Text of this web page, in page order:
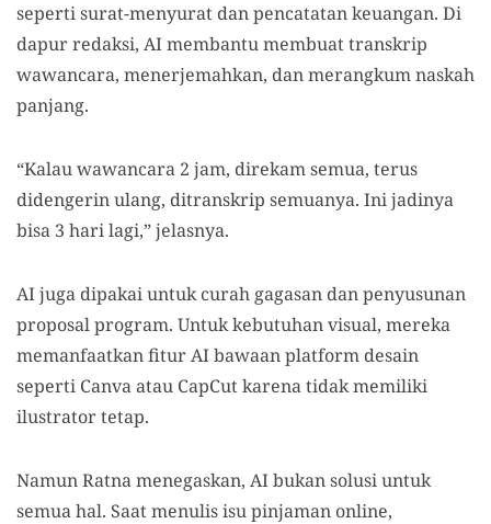
seperti surat-menyurat dan pencatatan keuangan. Di
dapur redaksi, AI membantu membuat transkrip
wawancara, menerjemahkan, dan merangkum naskah
panjang.
“Kalau wawancara 2 jam, direkam semua, terus
didengerin ulang, ditranskrip semuanya. Ini jadinya
bisa 3 hari lagi,” jelasnya.
AI juga dipakai untuk curah gagasan dan penyusunan
proposal program. Untuk kebutuhan visual, mereka
memanfaatkan fitur AI bawaan platform desain
seperti Canva atau CapCut karena tidak memiliki
ilustrator tetap.
Namun Ratna menegaskan, AI bukan solusi untuk
semua hal. Saat menulis isu pinjaman online,